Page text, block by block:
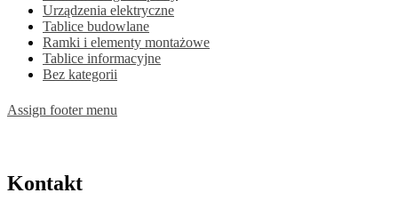
Urządzenia elektryczne
Tablice budowlane
Ramki i elementy montażowe
Tablice informacyjne
Bez kategorii
Assign footer menu
Kontakt